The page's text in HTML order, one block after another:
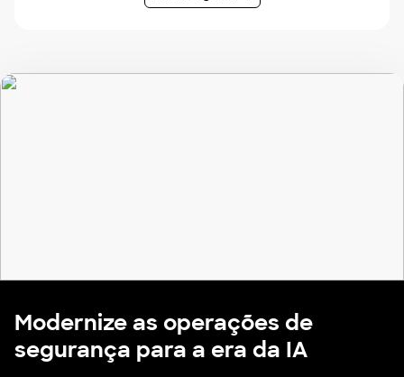
Modernize as operações de
segurança para a era da IA